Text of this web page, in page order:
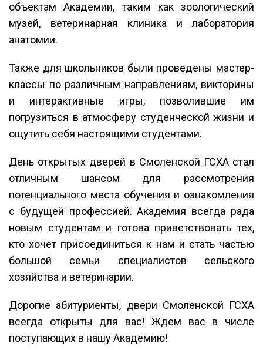
объектам Академии, таким как зоологический
музей, ветеринарная клиника и лаборатория
анатомии.
Также для школьников были проведены мастер-
классы по различным направлениям, викторины
и интерактивные игры, позволившие им
погрузиться в атмосферу студенческой жизни и
ощутить себя настоящими студентами.
День открытых дверей в Смоленской ГСХА стал
отличным шансом для рассмотрения
потенциального места обучения и ознакомления
с будущей профессией. Академия всегда рада
новым студентам и готова приветствовать тех,
кто хочет присоединиться к нам и стать частью
большой семьи специалистов сельского
хозяйства и ветеринарии.
Дорогие абитуриенты, двери Смоленской ГСХА
всегда открыты для вас! Ждем вас в числе
поступающих в нашу Академию!